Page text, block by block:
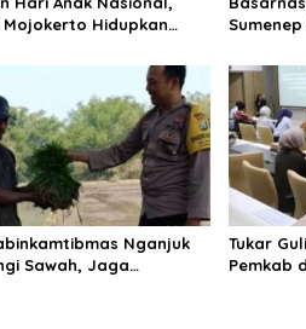
i
o
Mojokerto Hidupkan
Nganjuk
Sawah, Jaga
Tukar
Pemkab